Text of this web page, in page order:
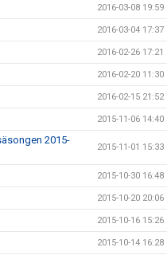
2016-03-08 19:59
2016-03-04 17:37
2016-02-26 17:21
2016-02-20 11:30
2016-02-15 21:52
2015-11-06 14:40
2015-
2015-11-01 15:33
2015-10-30 16:48
2015-10-20 20:06
2015-10-16 15:26
2015-10-14 16:28